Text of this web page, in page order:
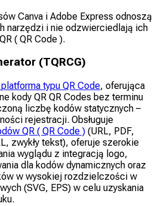
Canva i Adobe Express odnoszą
narzędzi i nie odzwierciedlają ich
( QR Code ).
(TQRCG)
typu QR Code, oferująca
kody QR QR Codes bez terminu
liczbę kodów statycznych –
rejestracji. Obsługuje
QR ( QR Code ) (URL, PDF,
zwykły tekst), oferuje szerokie
wyglądu z integracją logo,
dla kodów dynamicznych oraz
w wysokiej rozdzielczości w
(SVG, EPS) w celu uzyskania